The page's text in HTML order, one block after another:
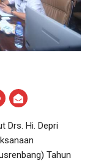
Drs. Hi. Depri
Tahun